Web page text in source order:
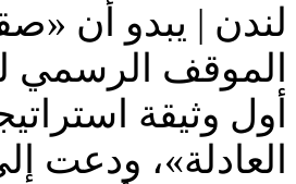
لندن | يبدو أن
الموقف الرسمي
أول وثيقة
العادلة»، ودعت